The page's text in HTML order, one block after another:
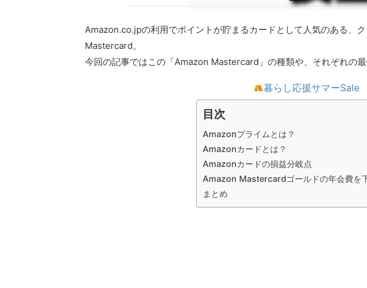
Amazon.co.jpの利用でポイントが貯まるカードとして人気のある、
Mastercard。
今回の記事ではこの「Amazon Mastercard」の種類や、それぞれの最
暮らし応援サマーSale
目次
Amazonプライムとは？
Amazonカードとは？
Amazonカードの損益分岐点
Amazon Mastercardゴールドの年会費を
まとめ